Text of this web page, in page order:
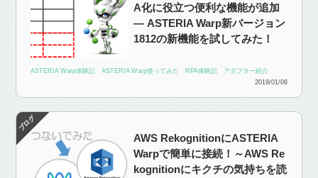
A化に役立つ便利な機能が追加
― ASTERIA Warp新バージョン
1812の新機能を試してみた！
ASTERIA Warp体験記 ASTERIA Warp使ってみた RPA体験記
アダプター紹介
2019/01/08
AWS RekognitionにASTERIA
Warpで簡単に接続！～AWS Re
kognitionにキクチの気持ちを読